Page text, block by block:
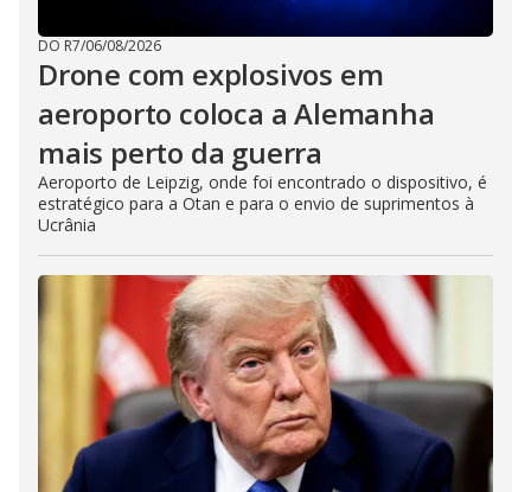
DO R7/06/08/2026
Drone com explosivos em
aeroporto coloca a Alemanha
mais perto da guerra
Aeroporto de Leipzig, onde foi encontrado o dispositivo, é
estratégico para a Otan e para o envio de suprimentos à
Ucrânia